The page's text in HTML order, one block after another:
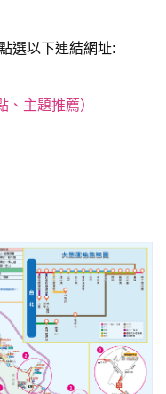
選以下連結網址:
主題推薦）